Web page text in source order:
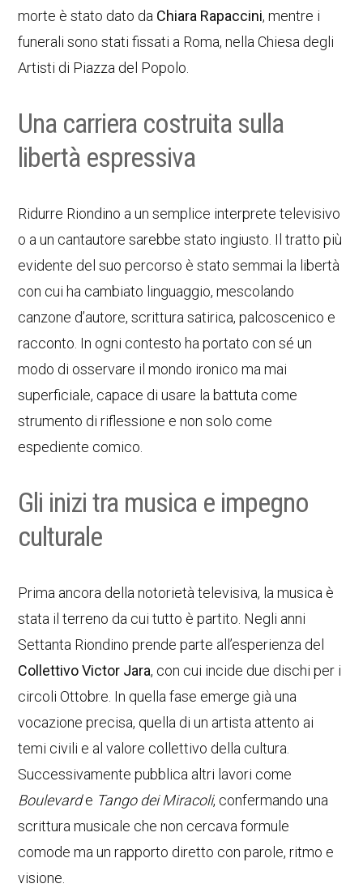
morte è stato dato da Chiara Rapaccini, mentre i
funerali sono stati fissati a Roma, nella Chiesa degli
Artisti di Piazza del Popolo.
Una carriera costruita sulla
libertà espressiva
Ridurre Riondino a un semplice interprete televisivo
o a un cantautore sarebbe stato ingiusto. Il tratto più
evidente del suo percorso è stato semmai la libertà
con cui ha cambiato linguaggio, mescolando
canzone d’autore, scrittura satirica, palcoscenico e
racconto. In ogni contesto ha portato con sé un
modo di osservare il mondo ironico ma mai
superficiale, capace di usare la battuta come
strumento di riflessione e non solo come
espediente comico.
Gli inizi tra musica e impegno
culturale
Prima ancora della notorietà televisiva, la musica è
stata il terreno da cui tutto è partito. Negli anni
Settanta Riondino prende parte all’esperienza del
Collettivo Victor Jara, con cui incide due dischi per i
circoli Ottobre. In quella fase emerge già una
vocazione precisa, quella di un artista attento ai
temi civili e al valore collettivo della cultura.
Successivamente pubblica altri lavori come
Boulevarde Tango dei Miracoli, confermando una
scrittura musicale che non cercava formule
comode ma un rapporto diretto con parole, ritmo e
visione.